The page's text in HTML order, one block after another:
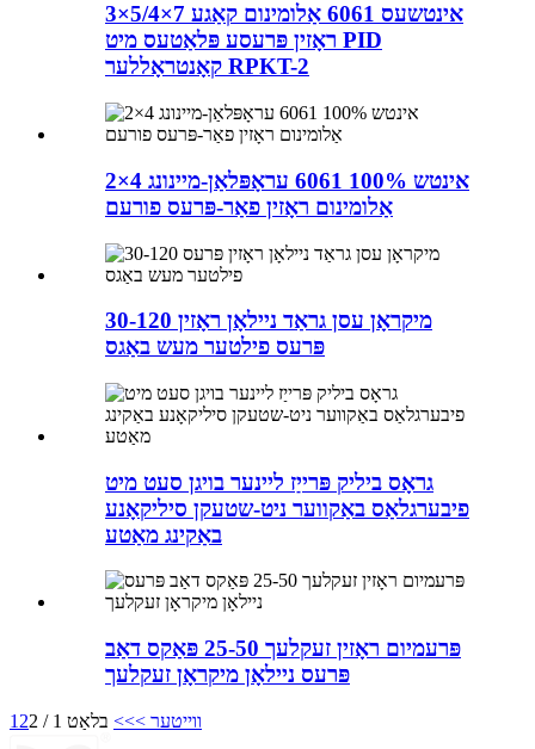
3×5/4×7 אינטשעס 6061 אַלומינום קאַגע
ראָזין פּרעסע פּלאַטעס מיט PID
קאָנטראָללער RPKT-2
2×4 אינטש 100% 6061 עראָפּלאַן-מיינונג
אַלומינום ראָזין פאַר-פּרעס פורעם
30-120 מיקראָן עסן גראַד ניילאָן ראָזין
פּרעס פילטער מעש באַגס
גראָס ביליק פּרייַז ליינער בויגן סעט מיט
פיבערגלאַס באַקווער ניט-שטעקן סיליקאָנע
באַקינג מאַטע
פּרעמיום ראָזין זעקלעך 25-50 פּאַקס דאַב
פּרעס ניילאָן מיקראָן זעקלעך
1 2 ווייטער >>> בלאַט 1 / 2